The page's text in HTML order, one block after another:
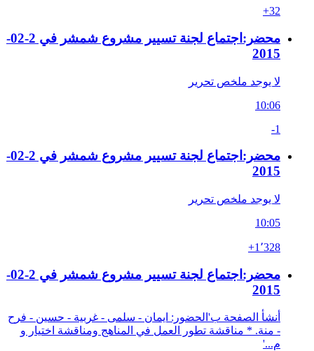
+32
محضر:اجتماع لجنة تسيير مشروع شمشر في 2-02-
2015
لا يوجد ملخص تحرير
10:06
-1
محضر:اجتماع لجنة تسيير مشروع شمشر في 2-02-
2015
لا يوجد ملخص تحرير
10:05
+1٬328
محضر:اجتماع لجنة تسيير مشروع شمشر في 2-02-
2015
أنشأ الصفحة ب'الحضور: ايمان - سلمى - غربية - حسين - فرح
- منة. * مناقشة تطور العمل في المناهج ومناقشة اختيار و
م...'